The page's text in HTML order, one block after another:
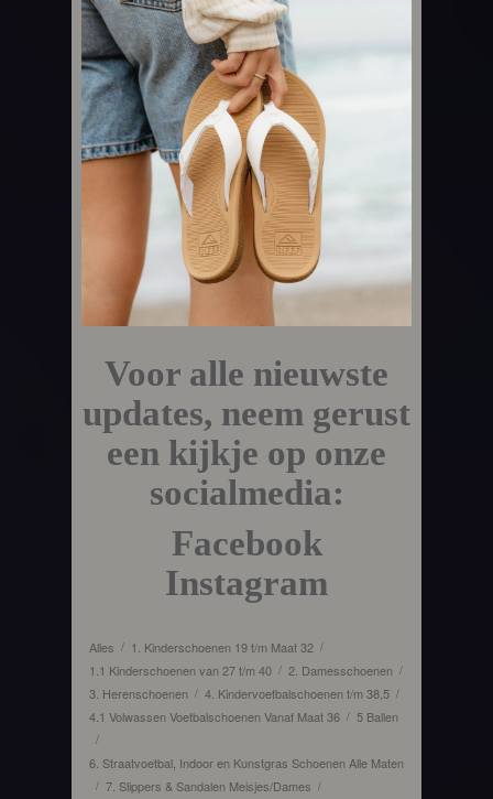
Voor alle nieuwste
updates, neem gerust
een kijkje op onze
socialmedia:
Facebook
Instagram
Alles / 1. Kinderschoenen 19 t/m Maat 32 /
1.1 Kinderschoenen van 27 t/m 40 / 2. Damesschoenen /
3. Herenschoenen / 4. Kindervoetbalschoenen t/m 38,5 /
4.1 Volwassen Voetbalschoenen Vanaf Maat 36 / 5 Ballen
/
6. Straatvoetbal, Indoor en Kunstgras Schoenen Alle Maten
/ 7. Slippers & Sandalen Meisjes/Dames /